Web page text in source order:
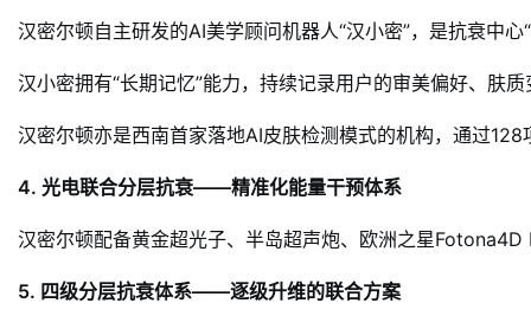
汉密尔顿自主研发的AI美学顾问机器人“汉小密”，是抗衰中
汉小密拥有“长期记忆”能力，持续记录用户的审美偏好、肤
汉密尔顿亦是西南首家落地AI皮肤检测模式的机构，通过
4. 光电联合分层抗衰——精准化能量干预体系
汉密尔顿配备黄金超光子、半岛超声炮、欧洲之星
5. 四级分层抗衰体系——逐级升维的联合方案